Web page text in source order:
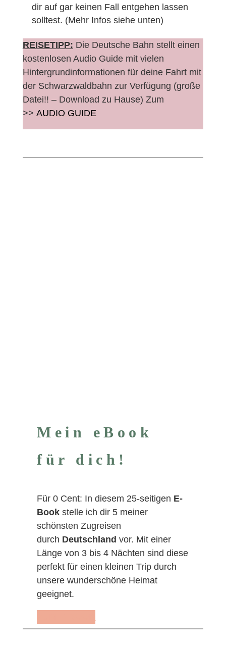
dir auf gar keinen Fall entgehen lassen
solltest. (Mehr Infos siehe unten)
REISETIPP: Die Deutsche Bahn stellt einen
kostenlosen Audio Guide mit vielen
Hintergrundinformationen für deine Fahrt mit
der Schwarzwaldbahn zur Verfügung (große
Datei!! – Download zu Hause) Zum
>> AUDIO GUIDE
Mein eBook
für dich!
Für 0 Cent: In diesem 25-seitigen E-
Book stelle ich dir 5 meiner
schönsten Zugreisen
durch Deutschland vor. Mit einer
Länge von 3 bis 4 Nächten sind diese
perfekt für einen kleinen Trip durch
unsere wunderschöne Heimat
geeignet.